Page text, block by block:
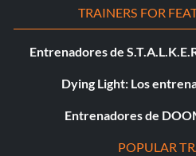
TRAINERS FOR
Entrenadores de
Dying Light: Los
Entrenadores de
POPULAR